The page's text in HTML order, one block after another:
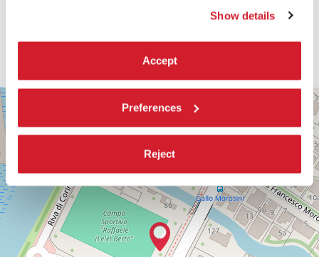
Show details
Accept
Preferences
Reject
PALABIENNALE
VIA
SANDRO
86
30126
LIDO
DI
VENEZIA
TEL.
0415218711
info@labiennale.org
−